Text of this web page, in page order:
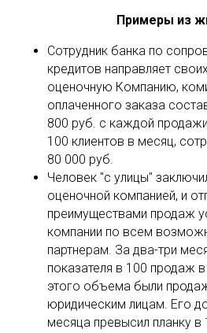
Примеры из
Сотрудник банка по
кредитов направляет
оценочную Компанию,
оплаченного заказа
800 руб. с каждой
100 клиентов в месяц,
80 000 руб.
Человек "с улицы"
оценочной компанией, и
преимуществами продаж
компании по всем
партнерам. За два-три
показателя в 100 продаж
этого объема были
юридическим лицам. Его
месяца превысил планку в